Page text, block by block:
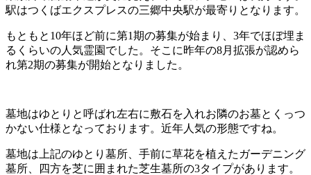
駅はつくばエクスプレスの三郷中央駅が最寄りとなります。
もともと10年ほど前に第1期の募集が始まり、3年でほぼ埋ま
るくらいの人気霊園でした。そこに昨年の8月拡張が認めら
れ第2期の募集が開始となりました。
墓地はゆとりと呼ばれ左右に敷石を入れお隣のお墓とくっつ
かない仕様となっております。近年人気の形態ですね。
墓地は上記のゆとり墓所、手前に草花を植えたガーデニング
墓所、四方を芝に囲まれた芝生墓所の3タイプがあります。